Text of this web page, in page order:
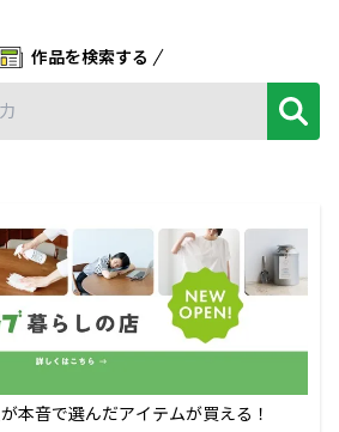
作品を検索する
本音で選んだアイテムが買える！